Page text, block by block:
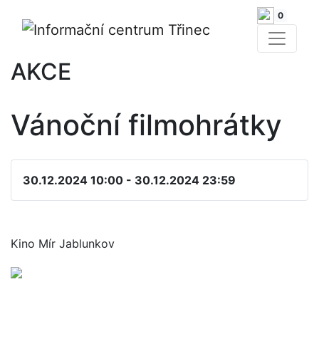
0
AKCE
Vánoční filmohrátky
30.12.2024 10:00 - 30.12.2024 23:59
Kino Mír Jablunkov